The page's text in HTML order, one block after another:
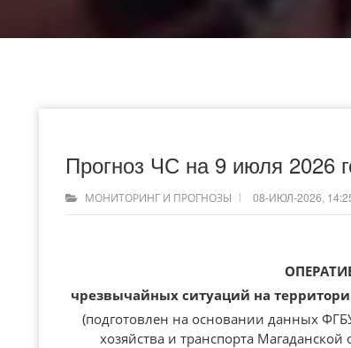
Прогноз ЧС на 9 июля 2026
МОНИТОРИНГ И ПРОГНОЗЫ 08-ИЮЛ-2026,
чрезвычайных ситуаций на
(подготовлен на основании данных
хозяйства и транспорта